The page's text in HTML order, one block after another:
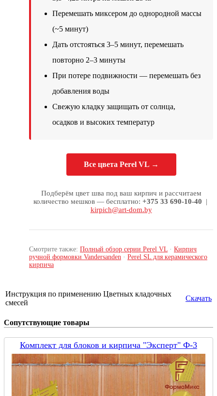
Перемешать миксером до однородной массы
(~5 минут)
Дать отстояться 3–5 минут, перемешать
повторно 2–3 минуты
При потере подвижности — перемешать без
добавления воды
Свежую кладку защищать от солнца,
осадков и высоких температур
Все цвета Perel VL →
Подберём цвет шва под ваш кирпич и рассчитаем
количество мешков — бесплатно: +375 33 690-10-40 |
kirpich@art-dom.by
Смотрите также: Полный обзор серии Perel VL · Кирпич
ручной формовки Vandersanden · Perel SL для керамического
кирпича
Инструкция по применению Цветных кладочных
смесей
Скачать
Сопутствующие товары
Комплект для блоков и кирпича "Эксперт" Ф-3